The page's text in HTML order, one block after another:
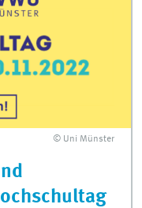
© Uni Münster